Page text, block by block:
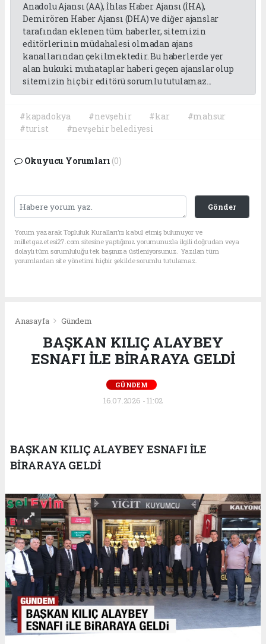
Anadolu Ajansı (AA), İhlas Haber Ajansı (İHA),
Demirören Haber Ajansı (DHA) ve diğer ajanslar
tarafından eklenen tüm haberler, sitemizin
editörlerinin müdahalesi olmadan ajans
kanallarından çekilmektedir. Bu haberlerde yer
alan hukuki muhataplar haberi geçen ajanslar olup
sitemizin hiç bir editörü sorumlu tutulamaz...
#kapadokya #nevşehir #kar
#mahsur
#turist
#nevşehir belediyesi
Okuyucu Yorumları (0)
Gönder
Yorum yazarak Topluluk Kuralları’nı kabul etmiş bulunuyor ve
milletgazetesi27.com sitesine yaptığınız yorumunuzla ilgili doğrudan veya
dolaylı tüm sorumluluğu tek başınıza üstleniyorsunuz. Yazılan tüm
yorumlardan site yönetimi hiçbir şekilde sorumlu tutulamaz.
Anasayfa Gündem
BAŞKAN KILIÇ ALAYBEY
ESNAFI İLE BİRARAYA GELDİ
GÜNDEM
16.07.2026 - 11:02
BAŞKAN KILIÇ ALAYBEY ESNAFI İLE
BİRARAYA GELDİ